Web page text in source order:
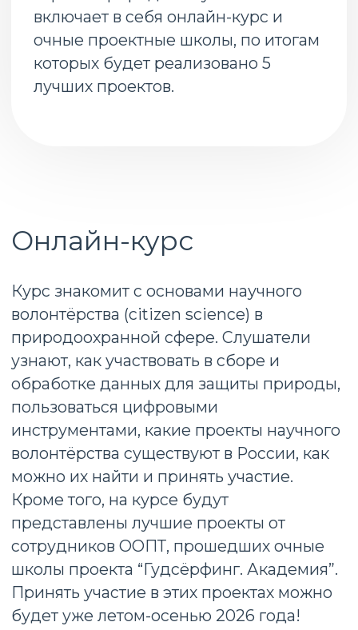
можно их найти и принять участие.
Кроме того, на курсе будут
представлены лучшие проекты от
сотрудников ООПТ, прошедших очные
школы проекта “Гудсёрфинг. Академия”.
Принять участие в этих проектах можно